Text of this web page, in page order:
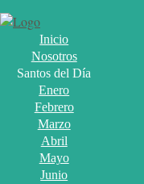
Inicio
Nosotros
Santos del Día
Enero
Febrero
Marzo
Abril
Mayo
Junio